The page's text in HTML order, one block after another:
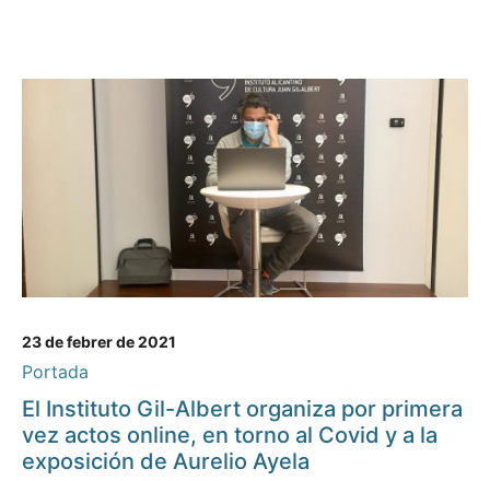
23 de febrer de 2021
Portada
El Instituto Gil-Albert organiza por primera
vez actos online, en torno al Covid y a la
exposición de Aurelio Ayela